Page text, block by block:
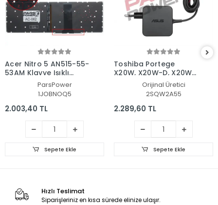
Acer Nitro 5 AN515-55-
53AM Klavye Işıklı
(Siyah TR)ParsPower
1JOBNOQ5
2.003,40 TL
Sepete Ekle
Toshiba Portege
X20W, X20W-D, X20W-
E Adaptör Şarj Aleti-
Orijinal Üretici
2SQW2A55
2.289,60 TL
Sepete Ekle
Hızlı Teslimat
Siparişleriniz en kısa sürede elinize ulaşır.